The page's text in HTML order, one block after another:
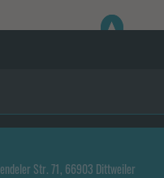
Str. 71, 66903 Dittweiler